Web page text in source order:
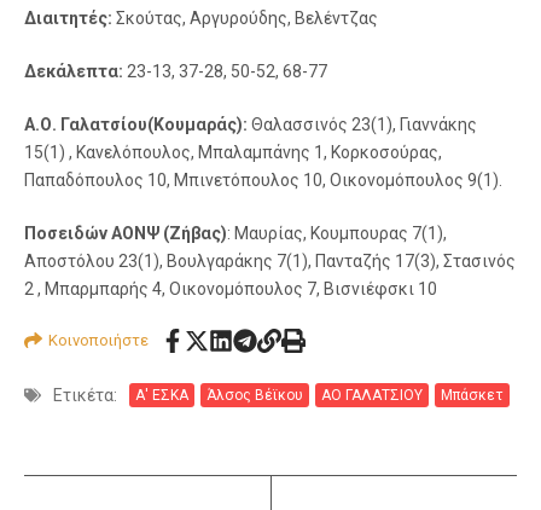
Διαιτητές: Σκούτας, Αργυρούδης, Βελέντζας
Δεκάλεπτα: 23-13, 37-28, 50-52, 68-77
Α.Ο. Γαλατσίου(Κουμαράς): Θαλασσινός 23(1), Γιαννάκης
15(1) , Κανελόπουλος, Μπαλαμπάνης 1, Κορκοσούρας,
Παπαδόπουλος 10, Μπινετόπουλος 10, Οικονομόπουλος 9(1).
Ποσειδών ΑΟΝΨ (Ζήβας): Μαυρίας, Κουμπουρας 7(1),
Αποστόλου 23(1), Βουλγαράκης 7(1), Πανταζής 17(3), Στασινός
2 , Μπαρμπαρής 4, Οικονομόπουλος 7, Βισνιέφσκι 10
Κοινοποιήστε
Ετικέτα: Α' ΕΣΚΑ Άλσος Βέϊκου ΑΟ ΓΑΛΑΤΣΙΟΥ Μπάσκετ